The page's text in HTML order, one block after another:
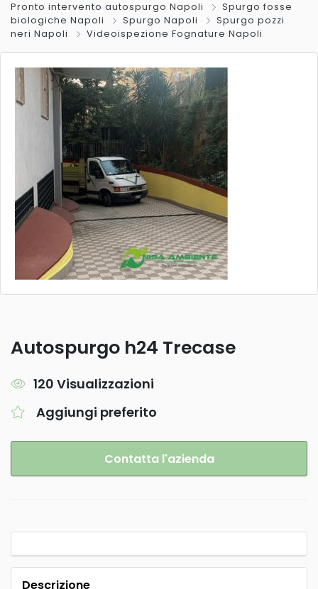
Pronto intervento autospurgo Napoli
Spurgo fosse
biologiche Napoli
Spurgo Napoli
Spurgo pozzi
neri Napoli
Videoispezione Fognature Napoli
Autospurgo h24 Trecase
120 Visualizzazioni
Aggiungi preferito
Contatta l'azienda
Descrizione